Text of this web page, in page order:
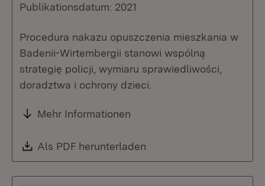
Publikationsdatum: 2021
Procedura nakazu opuszczenia mieszkania w
Badenii-Wirtembergii stanowi wspólną
strategię policji, wymiaru sprawiedliwości,
doradztwa i ochrony dzieci.
Mehr Informationen
Download:
Als PDF herunterladen